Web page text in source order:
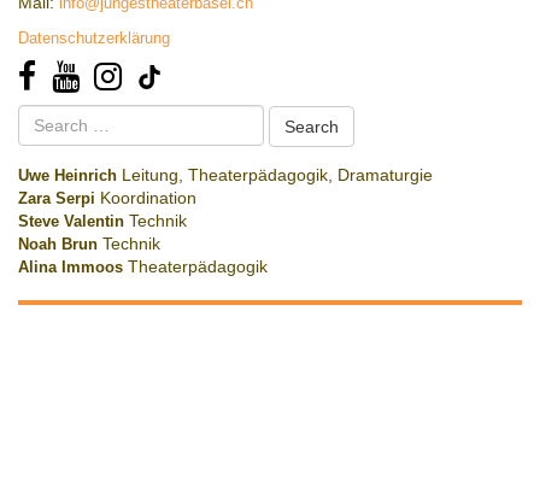
Datenschutzerklärung
Search
for:
Uwe Heinrich Leitung, Theaterpädagogik, Dramaturgie
Zara Serpi Koordination
Steve Valentin Technik
Noah Brun Technik
Alina Immoos Theaterpädagogik